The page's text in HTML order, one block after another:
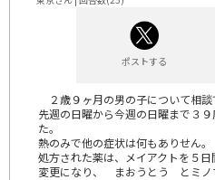
ポストする
２歳９ヶ月の男の子について相談
先週の日曜から今週の日曜まで３
た。
熱のみで他の症状は何もありせん。
処方された薬は、メイアクトを５
変更になり、 まおうとう とミノ